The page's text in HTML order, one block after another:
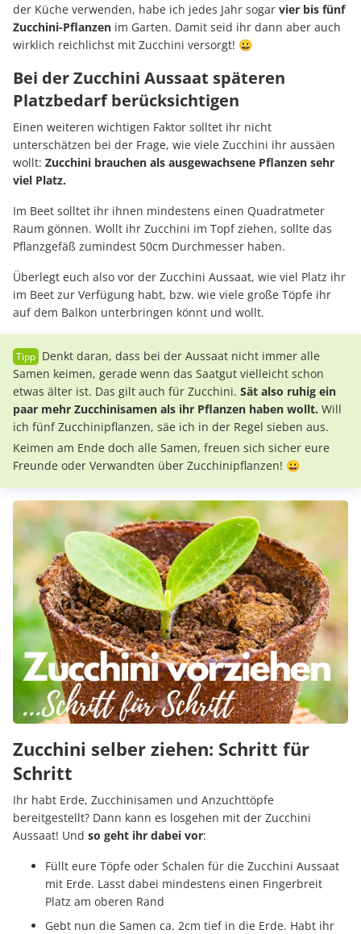
der Küche verwenden, habe ich jedes Jahr sogar vier bis fünf
Zucchini-Pflanzen im Garten. Damit seid ihr dann aber auch
wirklich reichlichst mit Zucchini versorgt! 😀
Bei der Zucchini Aussaat späteren
Platzbedarf berücksichtigen
Einen weiteren wichtigen Faktor solltet ihr nicht
unterschätzen bei der Frage, wie viele Zucchini ihr aussäen
wollt: Zucchini brauchen als ausgewachsene Pflanzen sehr
viel Platz.
Im Beet solltet ihr ihnen mindestens einen Quadratmeter
Raum gönnen. Wollt ihr Zucchini im Topf ziehen, sollte das
Pflanzgefäß zumindest 50cm Durchmesser haben.
Überlegt euch also vor der Zucchini Aussaat, wie viel Platz ihr
im Beet zur Verfügung habt, bzw. wie viele große Töpfe ihr
auf dem Balkon unterbringen könnt und wollt.
Denkt daran, dass bei der Aussaat nicht immer alle
Samen keimen, gerade wenn das Saatgut vielleicht schon
etwas älter ist. Das gilt auch für Zucchini. Sät also ruhig ein
paar mehr Zucchinisamen als ihr Pflanzen haben wollt. Will
ich fünf Zucchinipflanzen, säe ich in der Regel sieben aus.
Keimen am Ende doch alle Samen, freuen sich sicher eure
Freunde oder Verwandten über Zucchinipflanzen! 😀
Zucchini selber ziehen: Schritt für
Schritt
Ihr habt Erde, Zucchinisamen und Anzuchttöpfe
bereitgestellt? Dann kann es losgehen mit der Zucchini
Aussaat! Und so geht ihr dabei vor:
Füllt eure Töpfe oder Schalen für die Zucchini Aussaat
mit Erde. Lasst dabei mindestens einen Fingerbreit
Platz am oberen Rand
Gebt nun die Samen ca. 2cm tief in die Erde. Habt ihr